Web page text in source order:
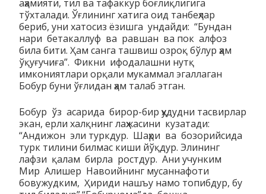
аҳамияти, тил ва тафаккур боғлиқлигига
тўхталади. Ўғлининг хатига оид танбеҳлар
бериб, уни хатосиз ёзишга ундайди: “Бундан
нари бетакаллуф ва равшан ва пок алфоз
била бити. Ҳам санга ташвиш озроқ бўлур ҳам
ўқуғучиға”. Фикни ифодалашни нутқ
имкониятлари орқали мукаммал эгаллаган
Бобур буни ўғлидан ҳам талаб этган.
Бобур ўз асарида бирор-бир ҳудудни тасвирлар
экан, ерли халқнинг лаҳжасини кузатади:
“Андижон эли туркдур. Шаҳри ва бозорийсида
турк тилини билмас киши йўқдур. Элининг
лафзи қалам бирла ростдур. Ани учунким
Мир Алишер Навоийнинг мусаннафоти
бовужудким, Ҳириди нашъу намо топибдур, бу